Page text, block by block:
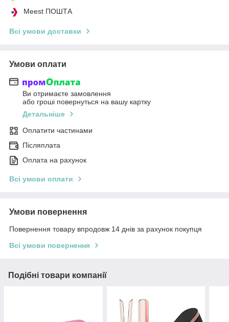
Meest ПОШТА
Всі умови доставки
Умови оплати
Ви отримаєте замовлення
або гроші повернуться на вашу картку
Детальніше
Оплатити частинами
Післяплата
Оплата на рахунок
Всі умови оплати
Умови повернення
Повернення товару впродовж 14 днів за рахунок покупця
Всі умови повернення
Подібні товари компанії